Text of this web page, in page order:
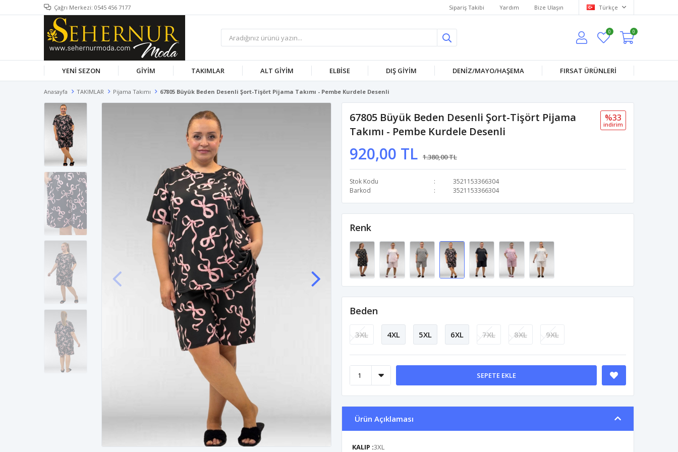
Çağrı Merkezi: 0545 456 7177 Sipariş Takibi Yardım Bize Ulaşın Türkçe
0 0
YENİ SEZON GİYİM TAKIMLAR ALT GİYİM ELBİSE DIŞ GİYİM DENİZ/MAYO/HAŞEMA FIRSAT ÜRÜNLERİ
Anasayfa TAKIMLAR Pijama Takımı 67805 Büyük Beden Desenli Şort-Tişört Pijama Takımı - Pembe Kurdele Desenli
67805 Büyük Beden Desenli Şort-Tişört Pijama
Takımı - Pembe Kurdele Desenli
920,00 TL 1.380,00 TL
%33
i̇ndi̇ri̇m
Stok Kodu
3521153366304
Barkod
3521153366304
Renk
Beden
3XL 4XL 5XL 6XL 7XL 8XL 9XL
SEPETE EKLE
Ürün Açıklaması
KALIP :3XL